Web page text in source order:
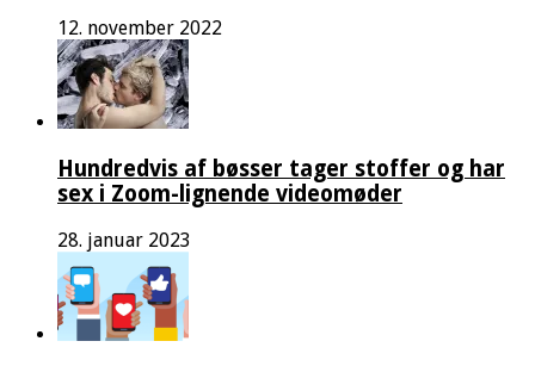
12. november 2022
Hundredvis af bøsser tager stoffer og har
sex i Zoom-lignende videomøder
28. januar 2023